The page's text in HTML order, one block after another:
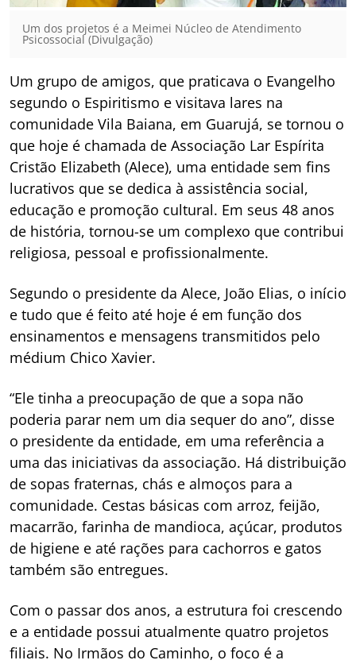
Um dos projetos é a Meimei Núcleo de Atendimento
Psicossocial (Divulgação)
Um grupo de amigos, que praticava o Evangelho
segundo o Espiritismo e visitava lares na
comunidade Vila Baiana, em Guarujá, se tornou o
que hoje é chamada de Associação Lar Espírita
Cristão Elizabeth (Alece), uma entidade sem fins
lucrativos que se dedica à assistência social,
educação e promoção cultural. Em seus 48 anos
de história, tornou-se um complexo que contribui
religiosa, pessoal e profissionalmente.
Segundo o presidente da Alece, João Elias, o início
e tudo que é feito até hoje é em função dos
ensinamentos e mensagens transmitidos pelo
médium Chico Xavier.
“Ele tinha a preocupação de que a sopa não
poderia parar nem um dia sequer do ano”, disse
o presidente da entidade, em uma referência a
uma das iniciativas da associação. Há distribuição
de sopas fraternas, chás e almoços para a
comunidade. Cestas básicas com arroz, feijão,
macarrão, farinha de mandioca, açúcar, produtos
de higiene e até rações para cachorros e gatos
também são entregues.
Com o passar dos anos, a estrutura foi crescendo
e a entidade possui atualmente quatro projetos
filiais. No Irmãos do Caminho, o foco é a